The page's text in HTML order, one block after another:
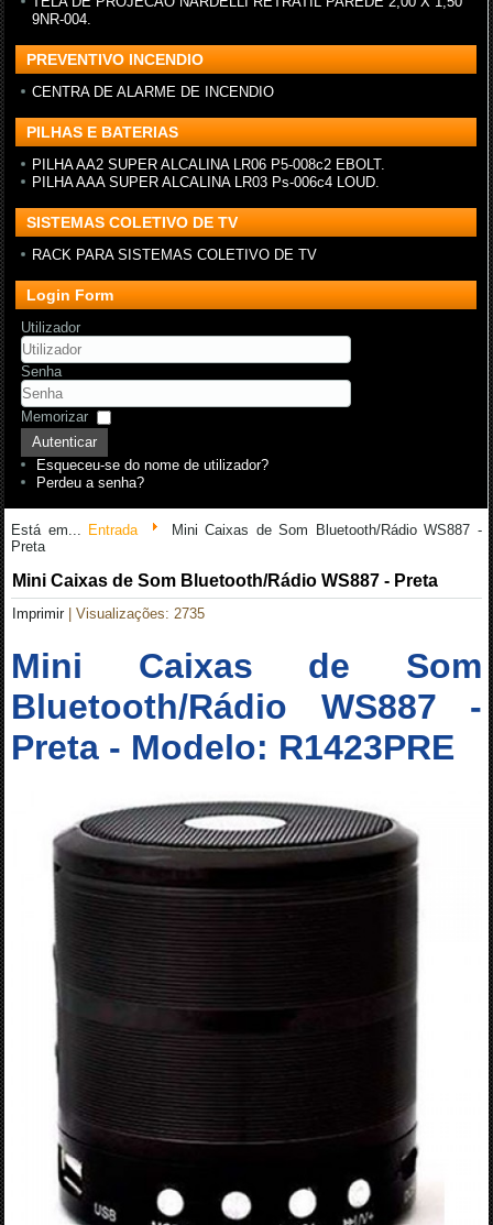
9NR-004.
PREVENTIVO INCENDIO
CENTRA DE ALARME DE INCENDIO
PILHAS E BATERIAS
PILHA AA2 SUPER ALCALINA LR06 P5-008c2 EBOLT.
PILHA AAA SUPER ALCALINA LR03 Ps-006c4 LOUD.
SISTEMAS COLETIVO DE TV
RACK PARA SISTEMAS COLETIVO DE TV
Login Form
Utilizador
Senha
Memorizar
Autenticar
Esqueceu-se do nome de utilizador?
Perdeu a senha?
Está em... Entrada
Mini Caixas de Som Bluetooth/Rádio WS887 -
Preta
Mini Caixas de Som Bluetooth/Rádio WS887 - Preta
Imprimir | Visualizações: 2735
Mini Caixas de Som
Bluetooth/Rádio WS887 -
Preta - Modelo: R1423PRE